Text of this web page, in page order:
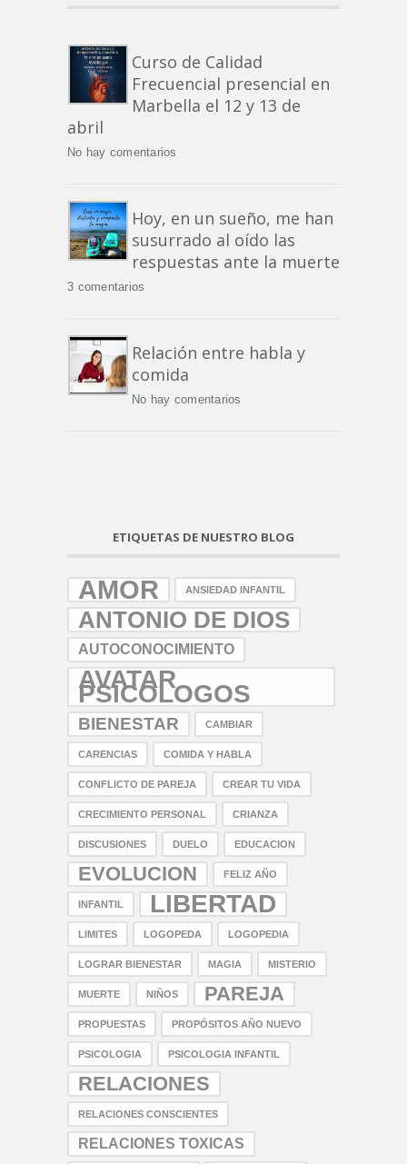
Curso de Calidad
Frecuencial presencial en
Marbella el 12 y 13 de
abril
No hay comentarios
Hoy, en un sueño, me han
susurrado al oído las
respuestas ante la muerte
3 comentarios
Relación entre habla y
comida
No hay comentarios
ETIQUETAS DE NUESTRO BLOG
AMOR ANSIEDAD INFANTIL
ANTONIO DE DIOS
AUTOCONOCIMIENTO
AVATAR
PSICOLOGOS
BIENESTAR CAMBIAR
CARENCIAS COMIDA Y HABLA
CONFLICTO DE PAREJA CREAR TU VIDA
CRECIMIENTO PERSONAL CRIANZA
DISCUSIONES DUELO EDUCACION
EVOLUCION FELIZ AÑO
INFANTIL LIBERTAD
LIMITES LOGOPEDA LOGOPEDIA
LOGRAR BIENESTAR MAGIA MISTERIO
MUERTE NIÑOS PAREJA
PROPUESTAS PROPÓSITOS AÑO NUEVO
PSICOLOGIA PSICOLOGIA INFANTIL
RELACIONES
RELACIONES CONSCIENTES
RELACIONES TOXICAS